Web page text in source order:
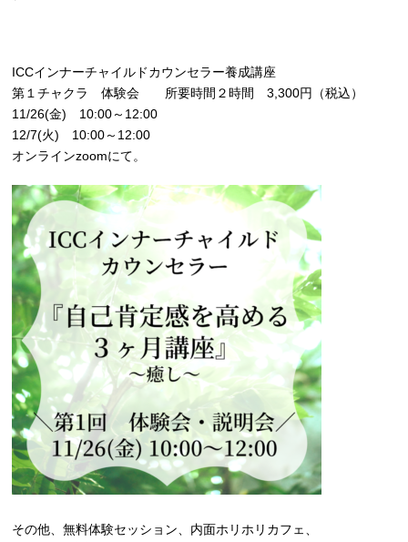
ICCインナーチャイルドカウンセラー養成講座
第１チャクラ 体験会 所要時間２時間 3,300円（税込）
11/26(金) 10:00～12:00
12/7(火) 10:00～12:00
オンラインzoomにて。
その他、無料体験セッション、内面ホリホリカフェ、